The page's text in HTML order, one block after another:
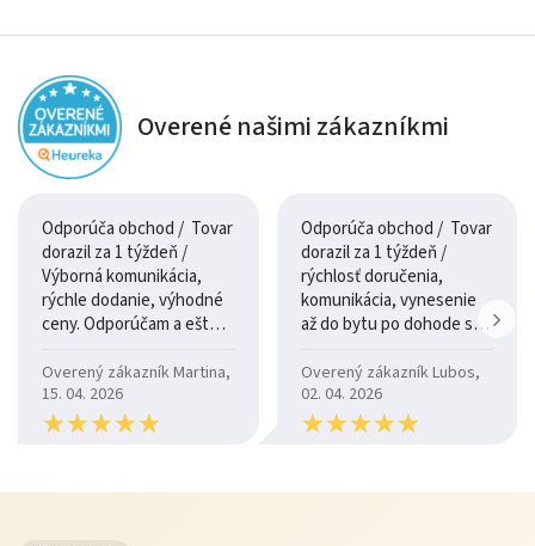
Overené našimi zákazníkmi
Odporúča obchod / Tovar
dorazil za 1 týždeň /
Výborná komunikácia,
rýchle dodanie, výhodné
ceny. Odporúčam a ešte
Overený zákazník Martina,
15. 04. 2026
★★★★★
★★★★★
Odporúča obchod / Tovar
dorazil za 1 týždeň /
rýchlosť doručenia,
komunikácia, vynesenie
až do bytu po dohode so
Overený zákazník Lubos,
02. 04. 2026
★★★★★
★★★★★